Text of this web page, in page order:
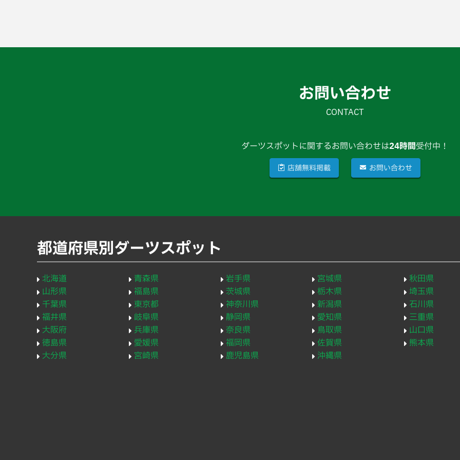
お問い合わせ
CONTACT
ダーツスポットに関するお問い合わせは24時間受付中！
店舗無料掲載 お問い合わせ
都道府県別ダーツスポット
北海道 青森県 岩手県 宮城県
秋田県
山形県
福島県 茨城県 栃木県
埼玉県
千葉県
東京都 神奈川県 新潟県
石川県
福井県
岐阜県 静岡県 愛知県
三重県
大阪府
兵庫県 奈良県 鳥取県
山口県
徳島県
愛媛県 福岡県 佐賀県
熊本県
大分県
宮崎県 鹿児島県 沖縄県